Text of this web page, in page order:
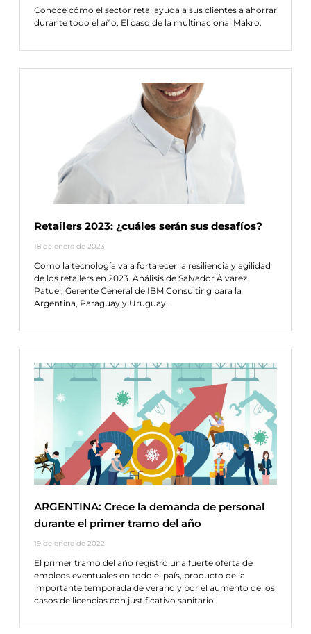
Conocé cómo el sector retal ayuda a sus clientes a ahorrar
durante todo el año. El caso de la multinacional Makro.
Retailers 2023: ¿cuáles serán sus desafíos?
18 de enero de 2023
Como la tecnología va a fortalecer la resiliencia y agilidad
de los retailers en 2023. Análisis de Salvador Álvarez
Patuel, Gerente General de IBM Consulting para la
Argentina, Paraguay y Uruguay.
ARGENTINA: Crece la demanda de personal
durante el primer tramo del año
19 de enero de 2022
El primer tramo del año registró una fuerte oferta de
empleos eventuales en todo el país, producto de la
importante temporada de verano y por el aumento de los
casos de licencias con justificativo sanitario.